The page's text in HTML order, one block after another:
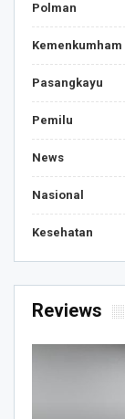
Polman
Kemenkumham
Pasangkayu
Pemilu
News
Nasional
Kesehatan
Reviews